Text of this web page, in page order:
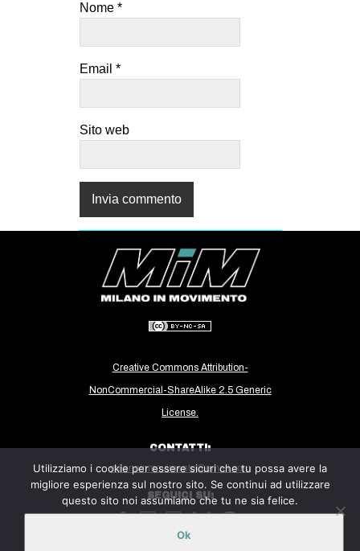
Nome *
Email *
Sito web
Creative Commons Attribution-
NonCommercial-ShareAlike 2.5 Generic
License.
CONTATTI:
milanoinmovimento@gmail.com
SEGUICI SU:
Utilizziamo i cookie per essere sicuri che tu possa avere la
migliore esperienza sul nostro sito. Se continui ad utilizzare
questo sito noi assumiamo che tu ne sia felice.
Ok